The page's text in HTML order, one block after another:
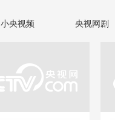
小央视频 央视网剧